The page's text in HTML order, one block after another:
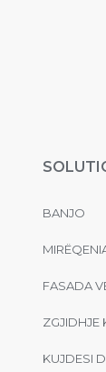
BANJO
FASADA
ZGJIDHJE
KUJDESI